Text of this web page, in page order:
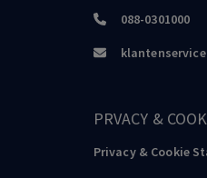
088-0301000
PRVACY &
Privacy & Cookie